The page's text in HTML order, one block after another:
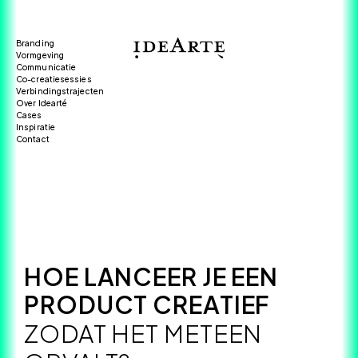
Branding
Vormgeving
Communicatie
Co-creatiesessies
Verbindingstrajecten
Over Idearté
Cases
Inspiratie
Contact
HOE LANCEER JE EEN
PRODUCT CREATIEF
ZODAT HET METEEN